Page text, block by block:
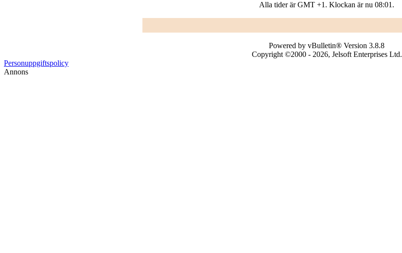
Alla tider är GMT +1. Klockan är nu 08:01 .
Powered by vBulletin® Version 3.8.8
Copyright ©2000 - 2026, Jelsoft Enterprises Ltd.
Personuppgiftspolicy
Annons